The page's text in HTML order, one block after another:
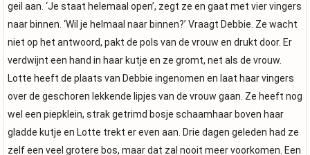
geil aan. ‘Je staat helemaal open’, zegt ze en gaat met vier vingers
naar binnen. ‘Wil je helmaal naar binnen?’ Vraagt Debbie. Ze wacht
niet op het antwoord, pakt de pols van de vrouw en drukt door. Er
verdwijnt een hand in haar kutje en ze gromt, net als de vrouw.
Lotte heeft de plaats van Debbie ingenomen en laat haar vingers
over de geschoren lekkende lipjes van de vrouw gaan. Ze heeft nog
wel een piepklein, strak getrimd bosje schaamhaar boven haar
gladde kutje en Lotte trekt er even aan. Drie dagen geleden had ze
zelf een veel grotere bos, maar dat zal nooit meer voorkomen. Een